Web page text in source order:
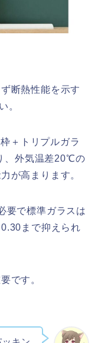
断熱性能を示す
。
＋トリプルガラ
、外気温差20℃の
が高まります。
要で標準ガラスは
まで抑えられ
です。